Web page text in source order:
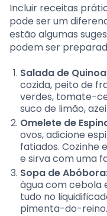
Incluir receitas
pode ser um
estão algumas
podem ser
Salada de
cozida, peito de
verdes, tomate-
suco de limão,
Omelete de
ovos, adicione
fatiados. Cozinhe
e sirva com uma
Sopa de
água com cebola
tudo no
pimenta-do-reino.